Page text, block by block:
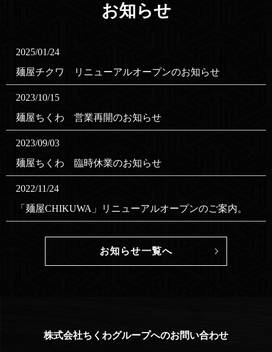
お知らせ
2025/01/24
麺屋チクワ リニューアルオープンのお知らせ
2023/10/15
麺屋ちくわ 営業再開のお知らせ
2023/09/03
麺屋ちくわ 臨時休業のお知らせ
2022/11/24
「麺屋CHIKUWA」リニューアルオープンのご案内。
株式会社ちくわグループのホームページを新しくオー
プンしました。
お知らせ一覧へ
株式会社ちくわグループへのお問い合わせ